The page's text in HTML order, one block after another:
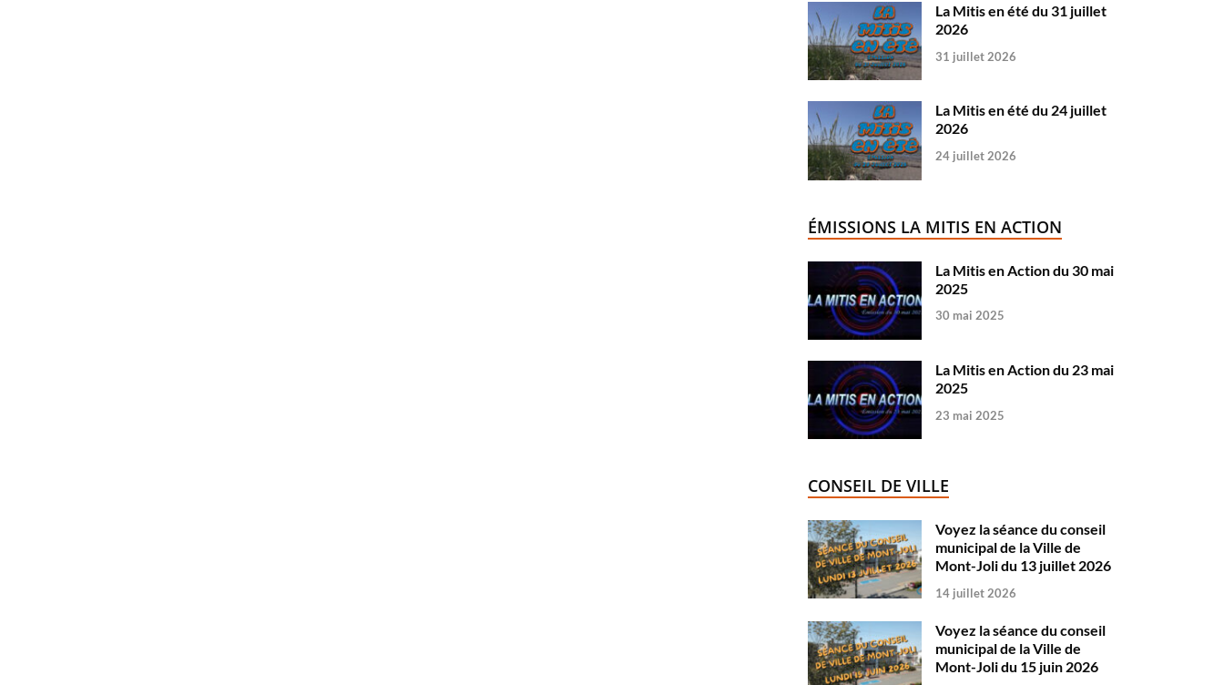
La Mitis en été du 31 juillet
2026
31 juillet 2026
La Mitis en été du 24 juillet
2026
24 juillet 2026
ÉMISSIONS LA MITIS EN ACTION
La Mitis en Action du 30 mai
2025
30 mai 2025
La Mitis en Action du 23 mai
2025
23 mai 2025
CONSEIL DE VILLE
Voyez la séance du conseil
municipal de la Ville de
Mont-Joli du 13 juillet 2026
14 juillet 2026
Voyez la séance du conseil
municipal de la Ville de
Mont-Joli du 15 juin 2026